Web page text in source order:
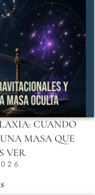
CUANDO
MASA QUE
VER